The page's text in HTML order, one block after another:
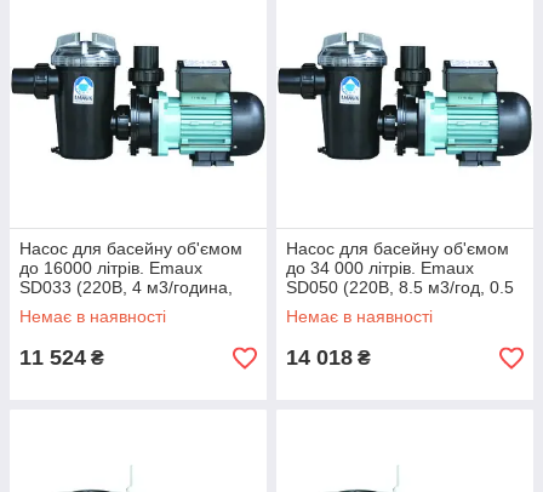
Насос для басейну об'ємом
до 16000 літрів. Emaux
SD033 (220В, 4 м3/година,
0.33HP)
Немає в наявності
11 524 ₴
Насос для басейну об'ємом
до 34 000 літрів. Emaux
SD050 (220В, 8.5 м3/год, 0.5
HP)
Немає в наявності
14 018 ₴